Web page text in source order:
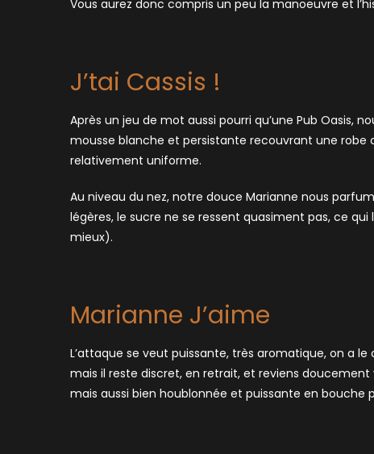
Vous aurez donc compris un peu la manoeuvre et
J’tai Cassis !
Après un jeu de mot aussi pourri qu’une Pub Oasis,
mousse blanche et persistante recouvrant une robe
relativement uniforme.
Au niveau du nez, notre douce Marianne nous
légères, le sucre ne se ressent quasiment pas, ce
mieux).
Marianne J’aime
L’attaque se veut puissante, très aromatique, on a
mais il reste discret, en retrait, et reviens
mais aussi bien houblonnée et puissante en bouche